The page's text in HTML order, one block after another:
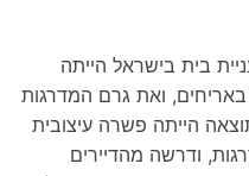
בית בישראל הייתה
ואת גרם המדרגות
הייתה פשרה עיצובית
ודרשה מהדיירים